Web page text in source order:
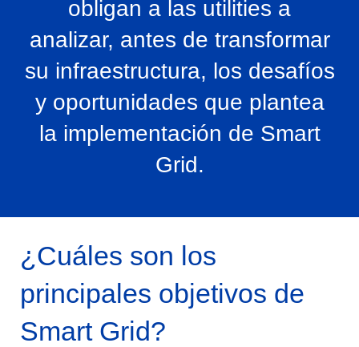
obligan a las utilities a
analizar, antes de transformar
su infraestructura, los desafíos
y oportunidades que plantea
la implementación de Smart
Grid.
¿Cuáles son los
principales objetivos de
Smart Grid?